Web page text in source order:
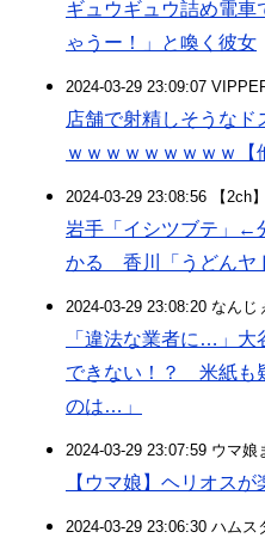
ギュウギュウ詰め電車
ゃうー！」と喚く彼女
2024-03-29 23:09:07
店舗で射精しそうなド
ｗｗｗｗｗｗｗｗｗ【
2024-03-29 23:08:56 【2ch
岩手「イシツブテ」
かる 香川「うどんヤ
2024-03-29 23:08:20 なん
「違法な業者に…」大
できない！？ 米紙も
のは…」
2024-03-29 23:07:59 ウマ娘
【ウマ娘】ヘリオス
2024-03-29 23:06:30 ハムス